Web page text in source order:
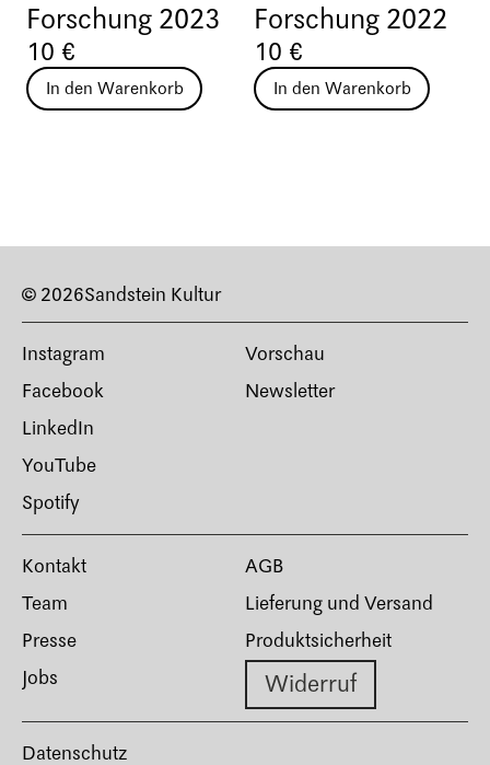
Forschung 2023
10 €
In den Warenkorb
Forschung 2022
10 €
In den Warenkorb
© 2026Sandstein Kultur
Instagram
Facebook
LinkedIn
YouTube
Spotify
Vorschau
Newsletter
Kontakt
Team
Presse
Jobs
AGB
Lieferung und Versand
Produktsicherheit
Widerruf
Datenschutz